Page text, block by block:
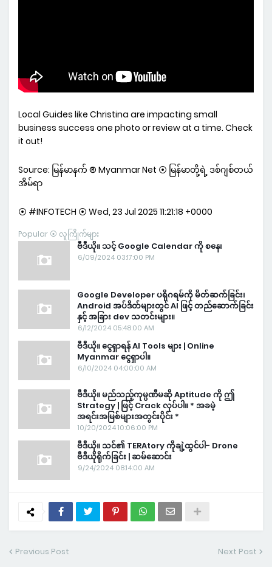
Local Guides like Christina are impacting small
business success one photo or review at a time. Check
it out!
Source: မြန်မာနက် ® Myanmar Net ⦿ မြန်မာတို့ရဲ့ ဒစ်ဂျစ်တယ်
အိမ်ရာ
⦿ #INFOTECH ⦿ Wed, 23 Jul 2025 11:21:18 +0000
Popular ⦿ လူကြိုက်များ
ဗီဒီယို။ သင့် Google Calendar ကို စနေ၊
6/09/2024 03:17:00 PM
Google Developer ပရိုဂရမ်ကို မိတ်ဆက်ခြင်း၊
Android အပ်ဒိတ်များတွင် AI ဖြင့် တည်ဆောက်ခြင်း
နှင့် အခြား dev သတင်းများ။
6/12/2024 05:48:00 AM
ဗီဒီယို။ ငွေရှာရန် AI Tools များ | Online
Myanmar ငွေရှာပါ။
6/10/2024 04:00:00 AM
ဗီဒီယို။ မည်သည့်ကုမ္ပဏီမဆို Aptitude ကို ဤ
Strategy | ဖြင့် Crack လုပ်ပါ။ * အခမဲ့
အရင်းအမြစ်များအတွင်းပိုင်း *
10/20/2024 10:06:00 PM
ဗီဒီယို။ သင်၏ TERAtory ကိုချဲ့ထွင်ပါ- Drone
ဗီဒီယိုရိုက်ခြင်း | ဆမ်ဆောင်း
9/24/2024 08:14:00 AM
Previous Post Next Post